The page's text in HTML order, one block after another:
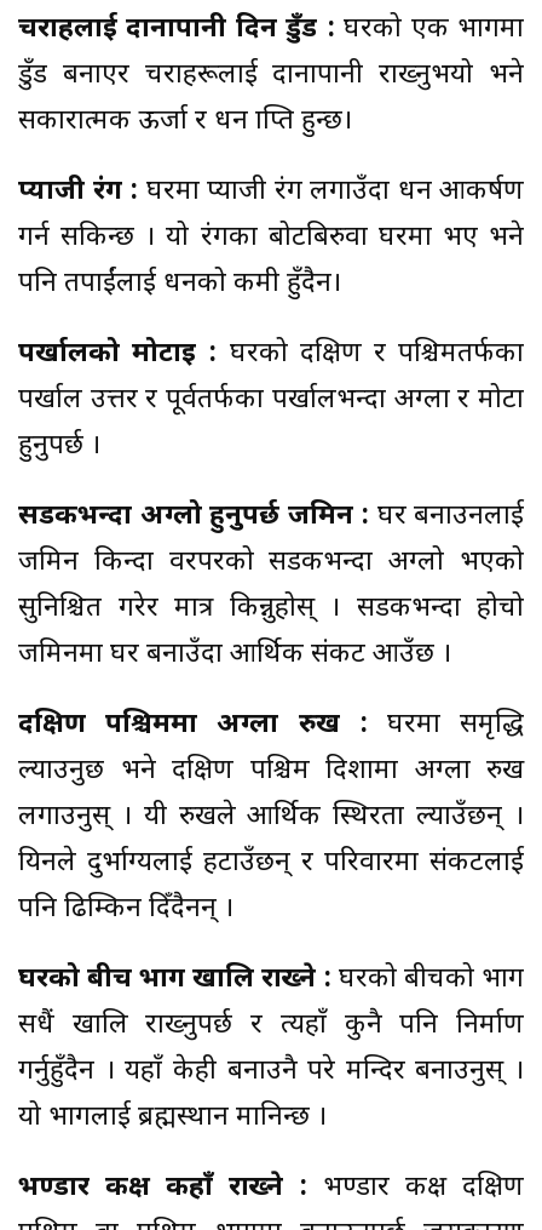
चराहरूलाई दानापानी दिन डुँड : घरको एक भागमा
डुँड बनाएर चराहरूलाई दानापानी राख्नुभयो भने
सकारात्मक ऊर्जा र धन प्राप्ति हुन्छ।
प्याजी रंग : घरमा प्याजी रंग लगाउँदा धन आकर्षण
गर्न सकिन्छ । यो रंगका बोटबिरुवा घरमा भए भने
पनि तपाईंलाई धनको कमी हुँदैन।
पर्खालको मोटाइ : घरको दक्षिण र पश्चिमतर्फका
पर्खाल उत्तर र पूर्वतर्फका पर्खालभन्दा अग्ला र मोटा
हुनुपर्छ ।
सडकभन्दा अग्लो हुनुपर्छ जमिन : घर बनाउनलाई
जमिन किन्दा वरपरको सडकभन्दा अग्लो भएको
सुनिश्चित गरेर मात्र किन्नुहोस् । सडकभन्दा होचो
जमिनमा घर बनाउँदा आर्थिक संकट आउँछ ।
दक्षिण पश्चिममा अग्ला रुख : घरमा समृद्धि
ल्याउनुछ भने दक्षिण पश्चिम दिशामा अग्ला रुख
लगाउनुस् । यी रुखले आर्थिक स्थिरता ल्याउँछन् ।
यिनले दुर्भाग्यलाई हटाउँछन् र परिवारमा संकटलाई
पनि ढिम्किन दिँदैनन् ।
घरको बीच भाग खालि राख्ने : घरको बीचको भाग
सधैं खालि राख्नुपर्छ र त्यहाँ कुनै पनि निर्माण
गर्नुहुँदैन । यहाँ केही बनाउनै परे मन्दिर बनाउनुस् ।
यो भागलाई ब्रह्मस्थान मानिन्छ ।
भण्डार कक्ष कहाँ राख्ने : भण्डार कक्ष दक्षिण